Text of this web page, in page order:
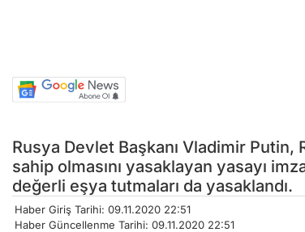
Rusya Devlet Başkanı Vladimir
sahip olmasını yasaklayan yasayı
değerli eşya tutmaları da yasaklandı.
Haber Giriş Tarihi: 09.11.2020 22:51
Haber Güncellenme Tarihi: 09.11.2020 22:51